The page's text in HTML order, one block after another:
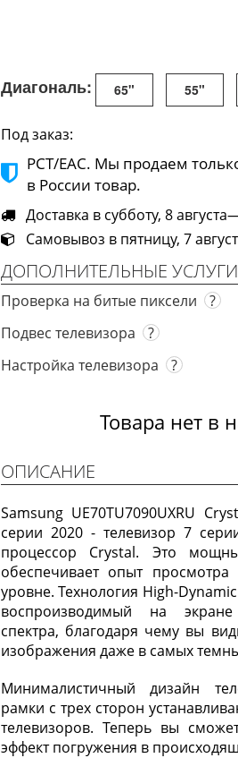
Диагональ: 65" 55"
Под заказ:
РСТ/ЕАС. Мы продаем
в России товар.
Доставка в субботу, 8
Самовывоз в пятницу, 7
ДОПОЛНИТЕЛЬНЫЕ УСЛУГИ
Проверка на битые пиксели ?
Подвес телевизора
?
Настройка телевизора
?
Товара нет в
ОПИСАНИЕ
Samsung UE70TU7090UXRU
серии 2020 - телевизор 7
процессор Crystal. Это
обеспечивает опыт
уровне. Технология High-
воспроизводимый на
спектра, благодаря чему вы
изображения даже в самых
Минималистичный дизайн
рамки с трех сторон
телевизоров. Теперь вы
эффект погружения в